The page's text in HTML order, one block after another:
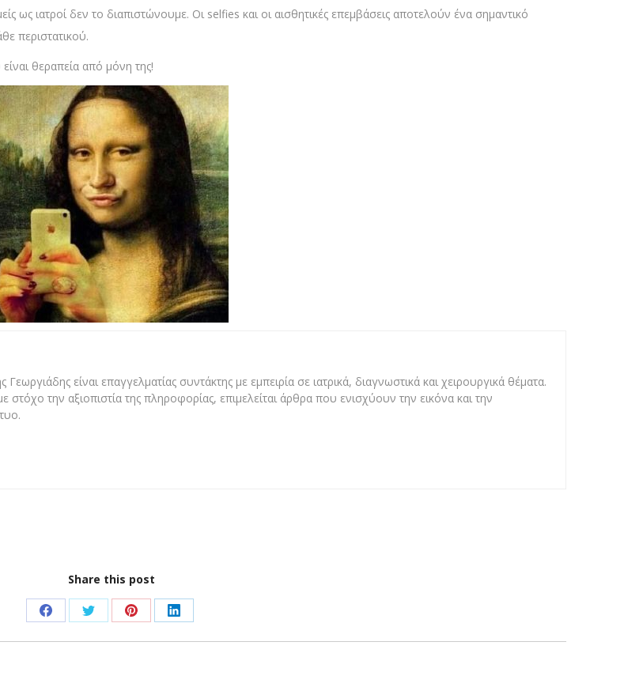
ως ιατροί δεν το διαπιστώνουμε. Οι selfies και οι αισθητικές επεμβάσεις αποτελούν ένα σημαντικό
περιστατικού.
θεραπεία από μόνη της!
είναι επαγγελματίας συντάκτης με εμπειρία σε ιατρικά, διαγνωστικά και χειρουργικά θέματα.
στόχο την αξιοπιστία της πληροφορίας, επιμελείται άρθρα που ενισχύουν την εικόνα και την
Share this post